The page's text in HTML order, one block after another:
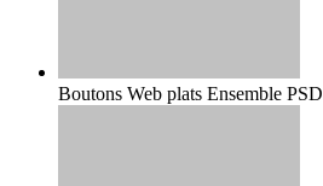
Boutons Web plats Ensemble PSD